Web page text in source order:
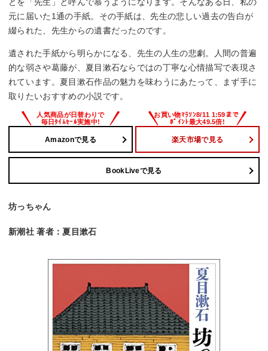
とを「先生」と呼んで慕うようになります。そんなある日、私の
元に届いた1通の手紙。その手紙は、先生の悲しい過去の告白が
綴られた、先生からの遺書だったのです。
遺された手紙から明らかになる、先生の人生の悲劇。人間の普遍
的な弱さや葛藤が、夏目漱石ならではの丁寧な心情描写で表現さ
れています。夏目漱石作品の魅力を味わうにあたって、まず手に
取りたいおすすめの小説です。
Amazonで見る 楽天市場で見る
BookLiveで見る
坊っちゃん
新潮社 著者：夏目漱石